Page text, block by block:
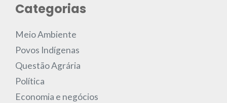
Categorias
Meio Ambiente
Povos Indígenas
Questão Agrária
Política
Economia e negócios